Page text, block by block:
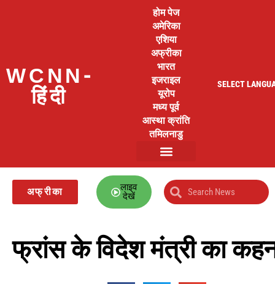
WCNN-
हिंदी
होम पेज
अमेरिका
एशिया
अफ्रीका
भारत
इजराइल
यूरोप
मध्य पूर्व
आस्था क्रांति
तमिलनाडु
SELECT
अफ्रीका
लाइव
देखें
फ्रांस के विदेश मंत्री का